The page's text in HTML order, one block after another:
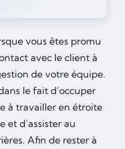
vous êtes promu
avec le client à
de votre équipe.
le fait d’occuper
à travailler en étroite
et d’assister au
Afin de rester à